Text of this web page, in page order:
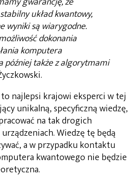
układ kwantowy,
wyniki są wiarygodne.
dokonania
komputera
później także z algorytmami
to najlepsi krajowi eksperci w tej
unikalną, specyficzną wiedzę,
na tak drogich
Wiedzę tę będą
a w przypadku kontaktu
kwantowego nie będzie